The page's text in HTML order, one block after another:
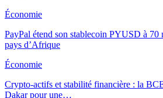
Économie
PayPal étend son stablecoin PYUSD à 70
pays d’Afrique
Économie
Crypto-actifs et stabilité financière : la
Dakar pour une…